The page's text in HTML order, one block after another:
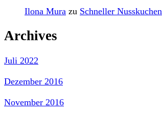
Ilona Mura zu Schneller Nusskuchen
Archives
Juli 2022
Dezember 2016
November 2016